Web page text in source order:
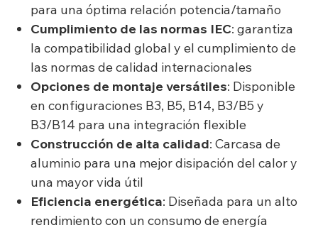
para una óptima relación potencia/tamaño
Cumplimiento de las normas IEC: garantiza
la compatibilidad global y el cumplimiento de
las normas de calidad internacionales
Opciones de montaje versátiles: Disponible
en configuraciones B3, B5, B14, B3/B5 y
B3/B14 para una integración flexible
Construcción de alta calidad: Carcasa de
aluminio para una mejor disipación del calor y
una mayor vida útil
Eficiencia energética: Diseñada para un alto
rendimiento con un consumo de energía